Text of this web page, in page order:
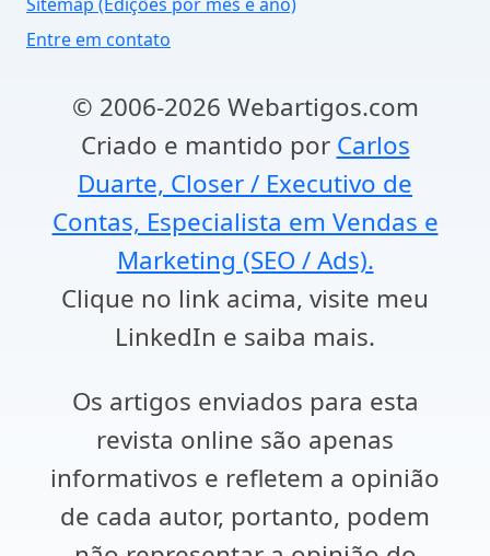
Entre em contato
© 2006-2026 Webartigos.com
Criado e mantido por Carlos
Duarte, Closer / Executivo de
Contas, Especialista em Vendas e
Marketing (SEO / Ads).
Clique no link acima, visite meu
LinkedIn e saiba mais.
Os artigos enviados para esta
revista online são apenas
informativos e refletem a opinião
de cada autor, portanto, podem